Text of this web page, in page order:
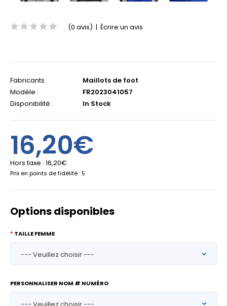
(0 avis) | Écrire un avis
Fabricants
Maillots de foot
Modèle :
FR2023041057
Disponibilité :
In Stock
16,20€
Hors taxe : 16,20€
Prix en points de fidélité : 5
Options disponibles
TAILLE FEMME
PERSONNALISER NOM # NUMÉRO